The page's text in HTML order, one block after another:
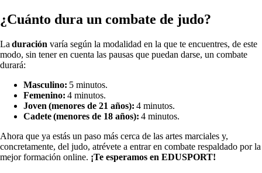
¿Cuánto dura un combate de judo?
La duración varía según la modalidad en la que te encuentres, de este
modo, sin tener en cuenta las pausas que puedan darse, un combate
durará:
Masculino: 5 minutos.
Femenino: 4 minutos.
Joven (menores de 21 años): 4 minutos.
Cadete (menores de 18 años): 4 minutos.
Ahora que ya estás un paso más cerca de las artes marciales y,
concretamente, del judo, atrévete a entrar en combate respaldado por la
mejor formación online. ¡Te esperamos en EDUSPORT!